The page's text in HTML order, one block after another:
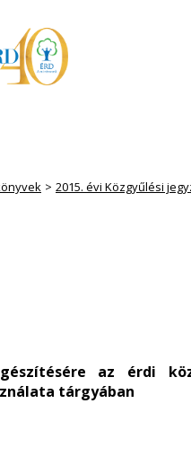
2015. évi Közgyűlési
az érdi
tárgyában